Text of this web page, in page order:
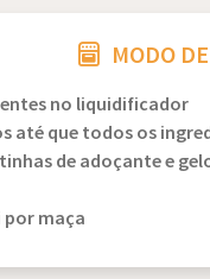
MODO
no liquidificador
até que todos os
de adoçante e
maça